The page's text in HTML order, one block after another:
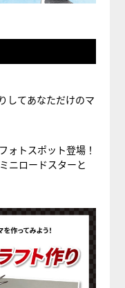
してあなただけのマ
ォトスポット登場！
ニロードスターと